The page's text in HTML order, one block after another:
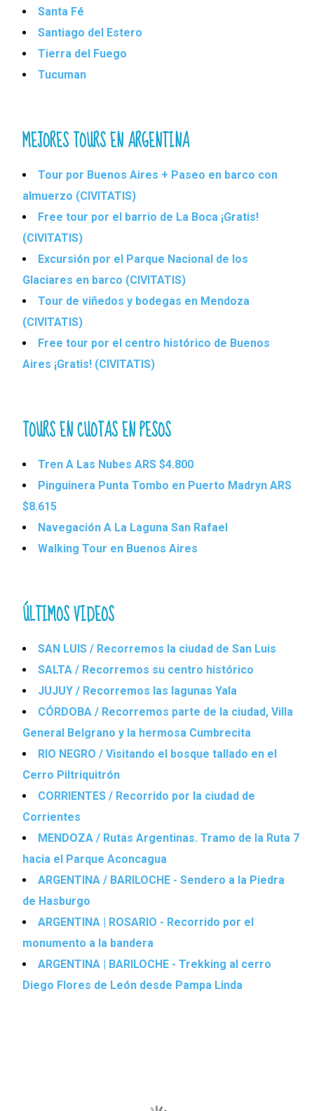
Santa Fé
Santiago del Estero
Tierra del Fuego
Tucuman
MEJORES TOURS EN ARGENTINA
Tour por Buenos Aires + Paseo en barco con
almuerzo (CIVITATIS)
Free tour por el barrio de La Boca ¡Gratis!
(CIVITATIS)
Excursión por el Parque Nacional de los
Glaciares en barco (CIVITATIS)
Tour de viñedos y bodegas en Mendoza
(CIVITATIS)
Free tour por el centro histórico de Buenos
Aires ¡Gratis! (CIVITATIS)
TOURS EN CUOTAS EN PESOS
Tren A Las Nubes ARS $4.800
Pinguinera Punta Tombo en Puerto Madryn ARS
$8.615
Navegación A La Laguna San Rafael
Walking Tour en Buenos Aires
ÚLTIMOS VIDEOS
SAN LUIS / Recorremos la ciudad de San Luis
SALTA / Recorremos su centro histórico
JUJUY / Recorremos las lagunas Yala
CÓRDOBA / Recorremos parte de la ciudad, Villa
General Belgrano y la hermosa Cumbrecita
RIO NEGRO / Visitando el bosque tallado en el
Cerro Piltriquitrón
CORRIENTES / Recorrido por la ciudad de
Corrientes
MENDOZA / Rutas Argentinas. Tramo de la Ruta 7
hacia el Parque Aconcagua
ARGENTINA / BARILOCHE - Sendero a la Piedra
de Hasburgo
ARGENTINA | ROSARIO - Recorrido por el
monumento a la bandera
ARGENTINA | BARILOCHE - Trekking al cerro
Diego Flores de León desde Pampa Linda